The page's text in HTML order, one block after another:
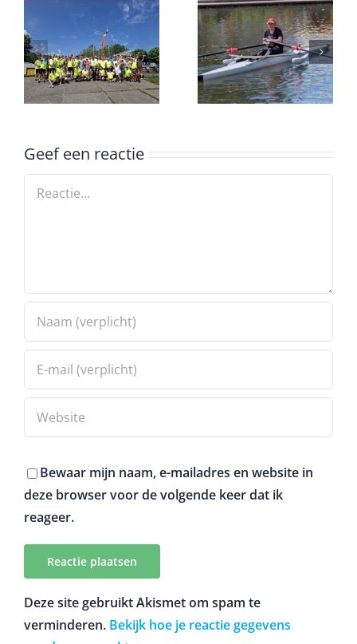
Nationale
tocht
Aangepast
Roeien
Marathon
Oefentocht
Geef een reactie
Reactie
Bewaar mijn naam, e-mailadres en website in
deze browser voor de volgende keer dat ik
reageer.
Deze site gebruikt Akismet om spam te
verminderen. Bekijk hoe je reactie gegevens